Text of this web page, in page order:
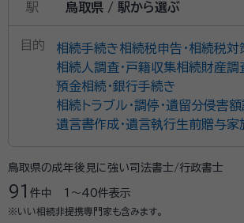
駅 鳥取県 / 駅から選ぶ
目的 相続手続き相続税申告・相続税対
相続人調査・戸籍収集相続財産調
預金相続・銀行手続き
相続トラブル・調停・遺留分侵害
遺言書作成・遺言執行生前贈与家
鳥取県の成年後見に強い司法書士/行政書士
91 件中 1〜40件表示
※いい相続非提携専門家も含みます。